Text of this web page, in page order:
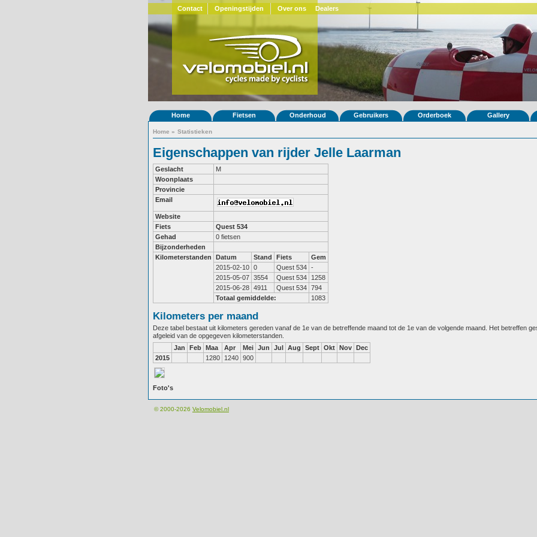
Contact Openingstijden Over ons Dealers
Home Fietsen Onderhoud Gebruikers Orderboek Gallery
Home » Statistieken
Eigenschappen van rijder Jelle Laarman
Geslacht
M
Woonplaats
Provincie
Email
Website
Fiets
Quest 534
Gehad
0 fietsen
Bijzonderheden
Kilometerstanden
Datum Stand Fiets
Gem
2015-02-10 0 Quest 534 -
2015-05-07 3554 Quest 534
1258
2015-06-28 4911 Quest 534 794
Totaal gemiddelde:
1083
Kilometers per maand
Deze tabel bestaat uit kilometers gereden vanaf de 1e van de betreffende maand tot de 1e van de volgende maand. Het betreffen
afgeleid van de opgegeven kilometerstanden.
Jan
Feb Maa Apr Mei Jun Jul Aug Sept Okt Nov Dec
2015
1280 1240 900
Foto's
© 2000-2026 Velomobiel.nl